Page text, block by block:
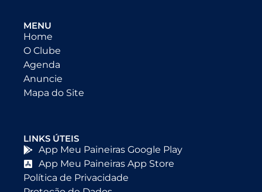
MENU
Home
O Clube
Agenda
Anuncie
Mapa do Site
LINKS ÚTEIS
App Meu Paineiras Google Play
App Meu Paineiras App Store
Política de Privacidade